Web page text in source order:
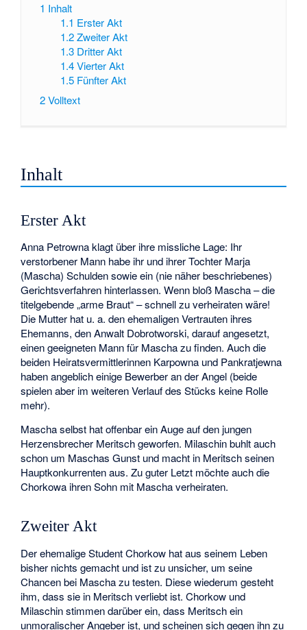
1 Inhalt
1.1 Erster Akt
1.2 Zweiter Akt
1.3 Dritter Akt
1.4 Vierter Akt
1.5 Fünfter Akt
2Volltext
Inhalt
Erster Akt
Anna Petrowna klagt über ihre missliche Lage: Ihr
verstorbener Mann habe ihr und ihrer Tochter Marja
(Mascha) Schulden sowie ein (nie näher beschriebenes)
Gerichtsverfahren hinterlassen. Wenn bloß Mascha – die
titelgebende „arme Braut“ – schnell zu verheiraten wäre!
Die Mutter hat u. a. den ehemaligen Vertrauten ihres
Ehemanns, den Anwalt Dobrotworski, darauf angesetzt,
einen geeigneten Mann für Mascha zu finden. Auch die
beiden Heiratsvermittlerinnen Karpowna und Pankratjewna
haben angeblich einige Bewerber an der Angel (beide
spielen aber im weiteren Verlauf des Stücks keine Rolle
mehr).
Mascha selbst hat offenbar ein Auge auf den jungen
Herzensbrecher Meritsch geworfen. Milaschin buhlt auch
schon um Maschas Gunst und macht in Meritsch seinen
Hauptkonkurrenten aus. Zu guter Letzt möchte auch die
Chorkowa ihren Sohn mit Mascha verheiraten.
Zweiter Akt
Der ehemalige Student Chorkow hat aus seinem Leben
bisher nichts gemacht und ist zu unsicher, um seine
Chancen bei Mascha zu testen. Diese wiederum gesteht
ihm, dass sie in Meritsch verliebt ist. Chorkow und
Milaschin stimmen darüber ein, dass Meritsch ein
unmoralischer Angeber ist, und scheinen sich gegen ihn zu